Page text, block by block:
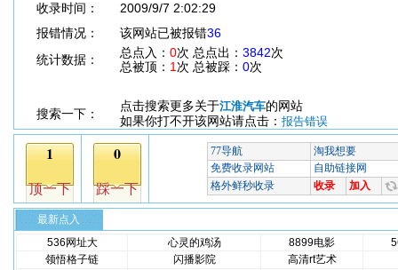
收录时间：
2009/9/7 2:02:29
报错情况：
该网站已被报错36
统计数据：
总点入： 0次 总点出： 3842次
总被顶： 1 次 总被踩： 0次
搜索一下：
点击搜索更多关于江淮汽车的网站
如果你打不开该网站请点击： 报告错误
最新点入
536网址大
心灵的鸡汤 8899电影
领悟格子链
闪播影院
高清rt艺术